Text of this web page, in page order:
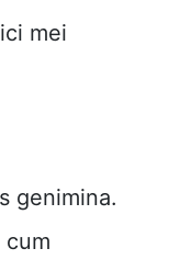
mei
genimina.
cum